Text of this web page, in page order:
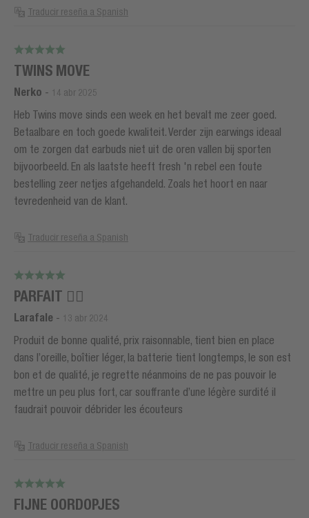
Traducir reseña a Spanish
TWINS MOVE
Nerko - 14 abr 2025
Heb Twins move sinds een week en het bevalt me zeer goed.
Betaalbare en toch goede kwaliteit. Verder zijn earwings ideaal
om te zorgen dat earbuds niet uit de oren vallen bij sporten
bijvoorbeeld. En als laatste heeft fresh 'n rebel een foute
bestelling zeer netjes afgehandeld. Zoals het hoort en naar
tevredenheid van de klant.
Traducir reseña a Spanish
PARFAIT 👌🏻
Larafale - 13 abr 2024
Produit de bonne qualité, prix raisonnable, tient bien en place
dans l’oreille, boîtier léger, la batterie tient longtemps, le son est
bon et de qualité, je regrette néanmoins de ne pas pouvoir le
mettre un peu plus fort, car souffrante d’une légère surdité il
faudrait pouvoir débrider les écouteurs
Traducir reseña a Spanish
FIJNE OORDOPJES